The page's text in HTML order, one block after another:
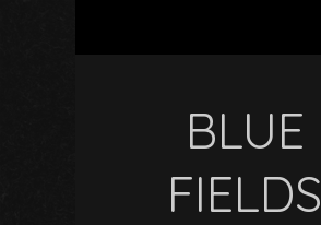
BLUE
FIELDS